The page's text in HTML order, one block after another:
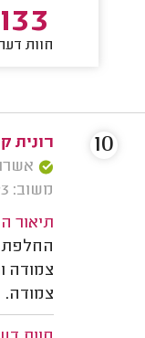
133
חוות
רונית
אשרור: 12/
משוב: 24/08/2023
תיאור
החלפת
צמודה
צמודה.
10